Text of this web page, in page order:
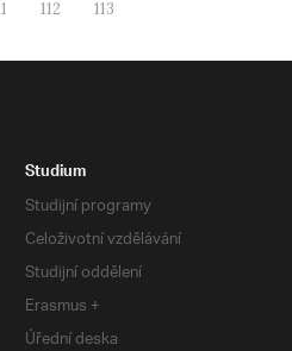
112 113
Studium
Studijní programy
Celoživotní vzdělávání
Studijní oddělení
Erasmus +
Úřední deska